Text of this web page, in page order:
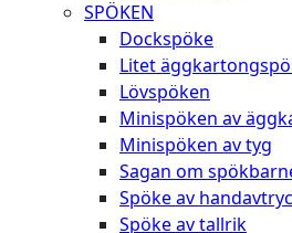
SPÖKEN
Dockspöke
Litet
Lövspöken
Minispöken av
Minispöken av tyg
Sagan om
Spöke av
Spöke av tallrik